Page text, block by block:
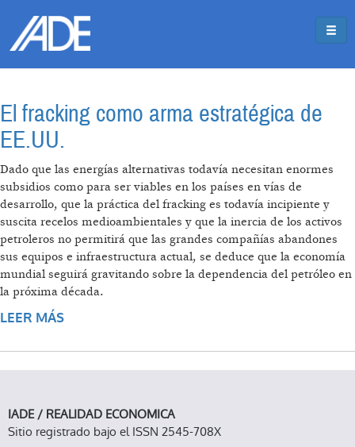
El fracking como arma estratégica de
EE.UU.
Dado que las energías alternativas todavía necesitan enormes
subsidios como para ser viables en los países en vías de
desarrollo, que la práctica del fracking es todavía incipiente y
suscita recelos medioambientales y que la inercia de los activos
petroleros no permitirá que las grandes compañías abandones
sus equipos e infraestructura actual, se deduce que la economía
mundial seguirá gravitando sobre la dependencia del petróleo en
la próxima década.
LEER MÁS
IADE / REALIDAD ECONOMICA
Sitio registrado bajo el ISSN 2545-708X